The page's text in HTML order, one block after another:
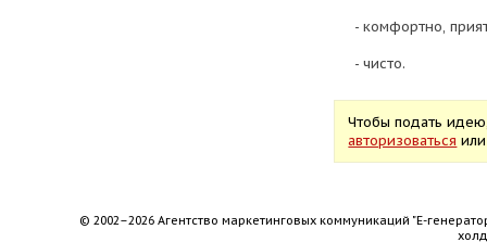
- комфортно,
- чисто.
Чтобы подать
авторизоваться
© 2002–2026 Агентство маркетинговых коммуникаций "Е-